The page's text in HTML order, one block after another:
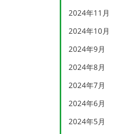
2024年11月
2024年10月
2024年9月
2024年8月
2024年7月
2024年6月
2024年5月